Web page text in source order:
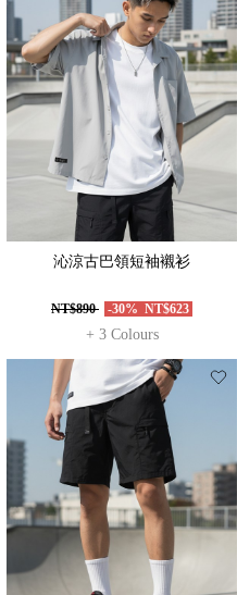
沁涼古巴領短袖襯衫
NT$890 -30% NT$623
+ 3 Colours